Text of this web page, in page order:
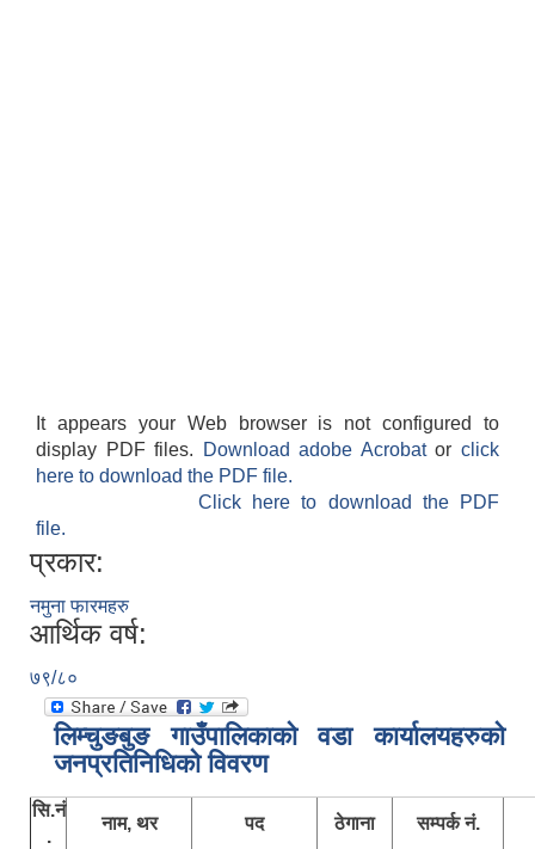
It appears your Web browser is not configured to
display PDF files.
Download adobe Acrobatorclick
here to download the PDF file.
Click here to download the PDF
file.
प्रकार:
नमुना फारमहरु
आर्थिक वर्ष:
७९/८०
लिम्चुङबुङ गाउँपालिकाकाे वडा कार्यालयहरुकाे
जनप्रतिनिधिकाे विवरण
सि.नं
.
नाम, थर पद ठेगाना सम्पर्क नं.